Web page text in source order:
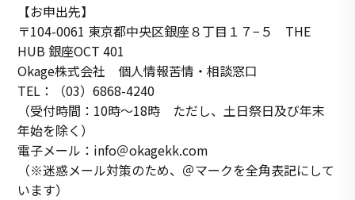
【お申出先】
〒104-0061 東京都中央区銀座８丁目１７−５ THE
HUB 銀座OCT 401
Okage株式会社 個人情報苦情・相談窓口
TEL：（03）6868-4240
（受付時間：10時～18時 ただし、土日祭日及び年末
年始を除く）
電子メール：info＠okagekk.com
（※迷惑メール対策のため、＠マークを全角表記にして
います）